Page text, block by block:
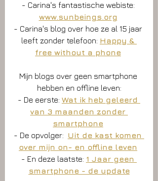
- Carina's fantastische webiste:
www.sunbeings.org
- Carina's blog over hoe ze al 15 jaar
leeft zonder telefoon: Happy &
free without a phone
Mijn blogs over geen smartphone
hebben en offline leven:
- De eerste: Wat ik heb geleerd
van 3 maanden zonder
smartphone
- De opvolger: Uit de kast komen
over mijn on- en offline leven
- En deze laatste: 1 Jaar geen
smartphone - de update